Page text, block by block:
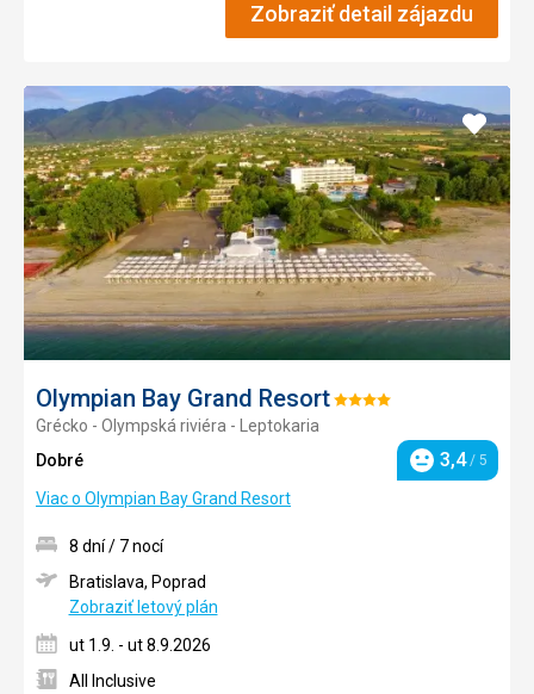
Zobraziť detail zájazdu
Olympian Bay Grand ResortHodnotenie:
Grécko - Olympská riviéra - Leptokaria
Dobré
Hodnotenie
3,4/ 5
Viac o Olympian Bay Grand Resort
Pridať
do
8 dní / 7 nocí
Bratislava, Poprad
Zobraziť letový plán
ut 1.9. - ut 8.9.2026
All Inclusive